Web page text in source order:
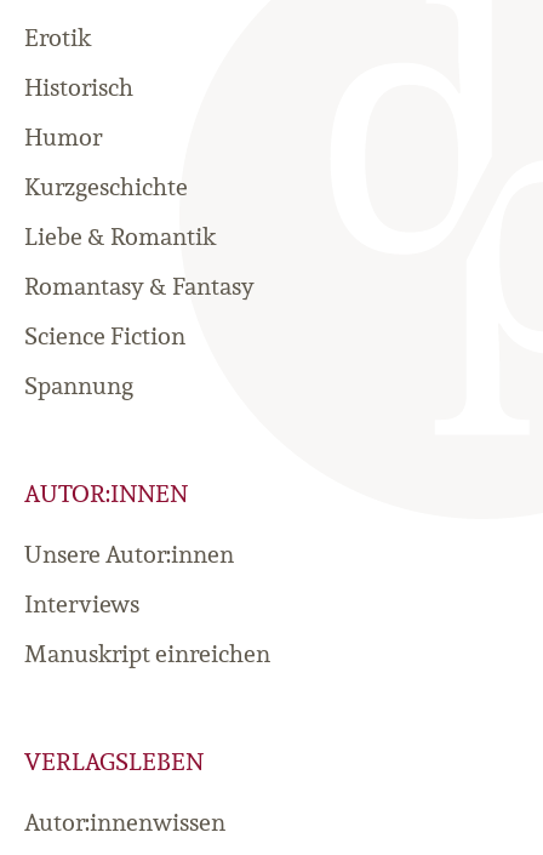
Erotik
Historisch
Humor
Kurzgeschichte
Liebe & Romantik
Romantasy & Fantasy
Science Fiction
Spannung
AUTOR:INNEN
Unsere Autor:innen
Interviews
Manuskript einreichen
VERLAGSLEBEN
Autor:innenwissen